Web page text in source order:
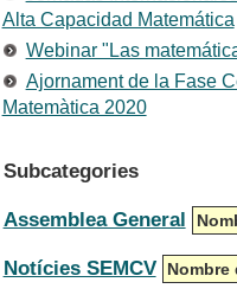
Alta Capacidad Matemática
Webinar "Las
Ajornament de la Fase
Matemàtica 2020
Subcategories
Assemblea General
Notícies SEMCV